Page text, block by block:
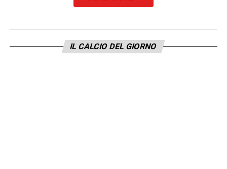
IL CALCIO DEL GIORNO